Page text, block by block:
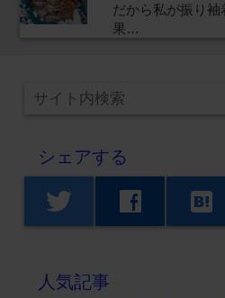
だから私が振り
果…
シェアする
twitter facebook hatenabookmark
人気記事